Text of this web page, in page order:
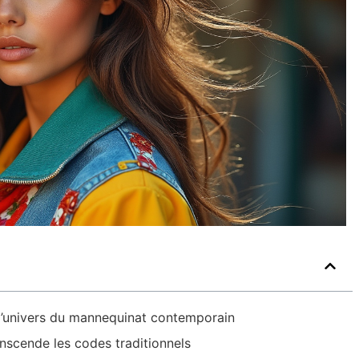
du mannequinat contemporain
les codes traditionnels